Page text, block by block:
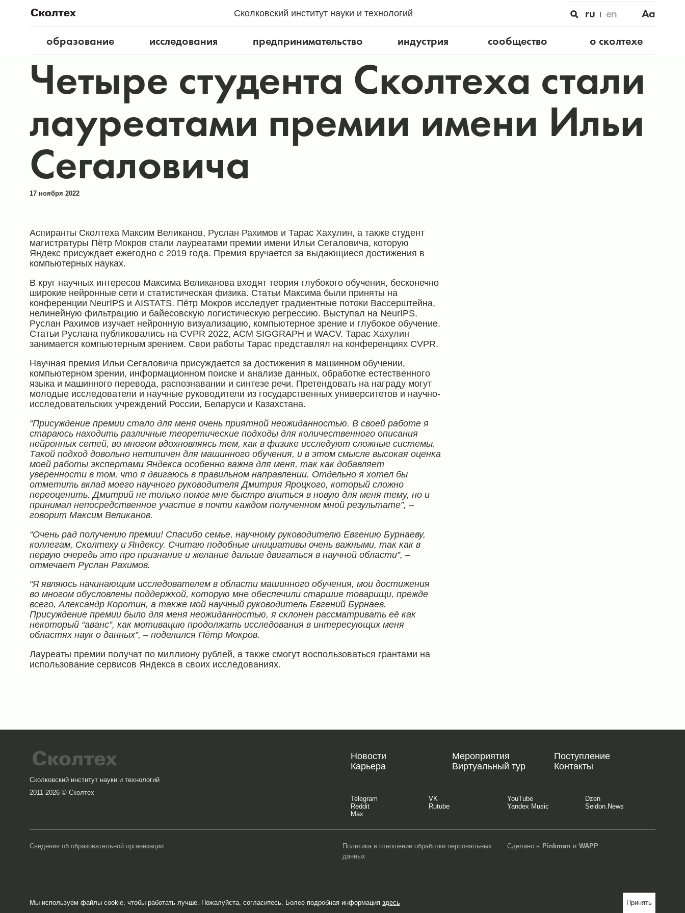
Сколковский институт науки и технологий ru en
Aa
образование
исследования предпринимательство индустрия сообщество о сколтехе
Четыре студента Сколтеха стали
лауреатами премии имени Ильи
Сегаловича
17 ноября 2022
Аспиранты Сколтеха Максим Великанов, Руслан Рахимов и Тарас Хахулин, а также студент
магистратуры Пётр Мокров стали лауреатами премии имени Ильи Сегаловича, которую
Яндекс присуждает ежегодно с 2019 года. Премия вручается за выдающиеся достижения в
компьютерных науках.
В круг научных интересов Максима Великанова входят теория глубокого обучения, бесконечно
широкие нейронные сети и статистическая физика. Статьи Максима были приняты на
конференции NeurIPS и AISTATS. Пётр Мокров исследует градиентные потоки Вассерштейна,
нелинейную фильтрацию и байесовскую логистическую регрессию. Выступал на NeurIPS.
Руслан Рахимов изучает нейронную визуализацию, компьютерное зрение и глубокое обучение.
Статьи Руслана публиковались на CVPR 2022, ACM SIGGRAPH и WACV. Тарас Хахулин
занимается компьютерным зрением. Свои работы Тарас представлял на конференциях CVPR.
Научная премия Ильи Сегаловича присуждается за достижения в машинном обучении,
компьютерном зрении, информационном поиске и анализе данных, обработке естественного
языка и машинного перевода, распознавании и синтезе речи. Претендовать на награду могут
молодые исследователи и научные руководители из государственных университетов и научно-
исследовательских учреждений России, Беларуси и Казахстана.
“Присуждение премии стало для меня очень приятной неожиданностью. В своей работе я
стараюсь находить различные теоретические подходы для количественного описания
нейронных сетей, во многом вдохновляясь тем, как в физике исследуют сложные системы.
Такой подход довольно нетипичен для машинного обучения, и в этом смысле высокая оценка
моей работы экспертами Яндекса особенно важна для меня, так как добавляет
уверенности в том, что я двигаюсь в правильном направлении. Отдельно я хотел бы
отметить вклад моего научного руководителя Дмитрия Яроцкого, который сложно
переоценить. Дмитрий не только помог мне быстро влиться в новую для меня тему, но и
принимал непосредственное участие в почти каждом полученном мной результате”, –
говорит Максим Великанов.
“Очень рад получению премии! Спасибо семье, научному руководителю Евгению Бурнаеву,
коллегам, Сколтеху и Яндексу. Считаю подобные инициативы очень важными, так как в
первую очередь это про признание и желание дальше двигаться в научной области”, –
отмечает Руслан Рахимов.
“Я являюсь начинающим исследователем в области машинного обучения, мои достижения
во многом обусловлены поддержкой, которую мне обеспечили старшие товарищи, прежде
всего, Александр Коротин, а также мой научный руководитель Евгений Бурнаев.
Присуждение премии было для меня неожиданностью, я склонен рассматривать её как
некоторый “аванс”, как мотивацию продолжать исследования в интересующих меня
областях наук о данных”, – поделился Пётр Мокров.
Лауреаты премии получат по миллиону рублей, а также смогут воспользоваться грантами на
использование сервисов Яндекса в своих исследованиях.
Сколковский институт науки и технологий
2011-2026 © Сколтех
Новости Мероприятия
Поступление
Карьера
Виртуальный тур Контакты
Telegram VK YouTube
Dzen
Reddit
Rutube Yandex Music
Seldon.News
Max
Сведения об образовательной организации
Политика в отношении обработки персональных
данных
Сделано в Pinkman и WAPP
Мы используем файлы cookie, чтобы работать лучше. Пожалуйста, согласитесь. Более подробная информация здесь Принять